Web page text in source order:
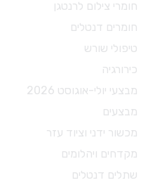
חומרי צילום לרנטגן
חומרים דנטלים
טיפולי שורש
כירורגיה
מבצעי יולי-אוגוסט 2026
מבצעים
מכשור ידני וציוד עזר
מקדחים ויהלומים
שתלים דנטלים